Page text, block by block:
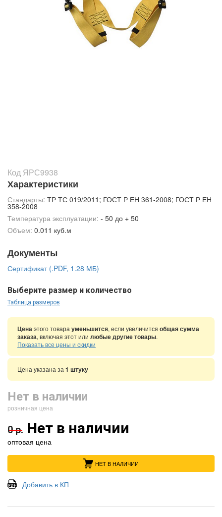
Код ЯРС9938
Характеристики
Стандарты: ТР ТС 019/2011; ГОСТ Р ЕН 361-2008; ГОСТ Р ЕН
358-2008
Температура эксплуатации: - 50 до + 50
Объем: 0.011 куб.м
Документы
Сертификат (.PDF, 1.28 МБ)
Выберите размер и количество
Таблица размеров
Ценаэтого товара уменьшится, если увеличится общая сумма
заказа, включая этот или любые другие товары.
Показать все цены и скидки
Цена указана за 1 штуку
Нет в наличии
розничная цена
0 р. Нет в наличии
оптовая цена
НЕТ В НАЛИЧИИ
Добавить в КП